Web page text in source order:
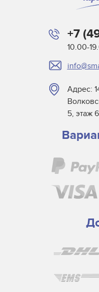
Кварцевые
+7
10.00-
Адрес:
5, этаж